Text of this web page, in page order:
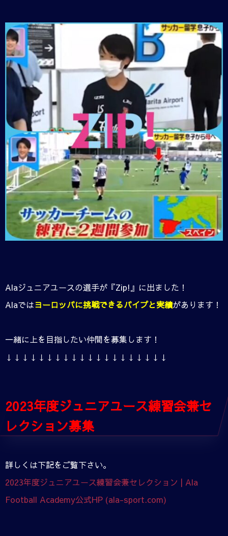
Alaジュニアユースの選手が『Zip!』に出ました！
Alaではヨーロッパに挑戦できるパイプと実績があります！
一緒に上を目指したい仲間を募集します！
↓↓↓↓↓↓↓↓↓↓↓↓↓↓↓↓↓↓↓↓
2023年度ジュニアユース練習会兼セ
レクション募集
詳しくは下記をご覧下さい。
2023年度ジュニアユース練習会兼セレクション | Ala
Football Academy公式HP (ala-sport.com)